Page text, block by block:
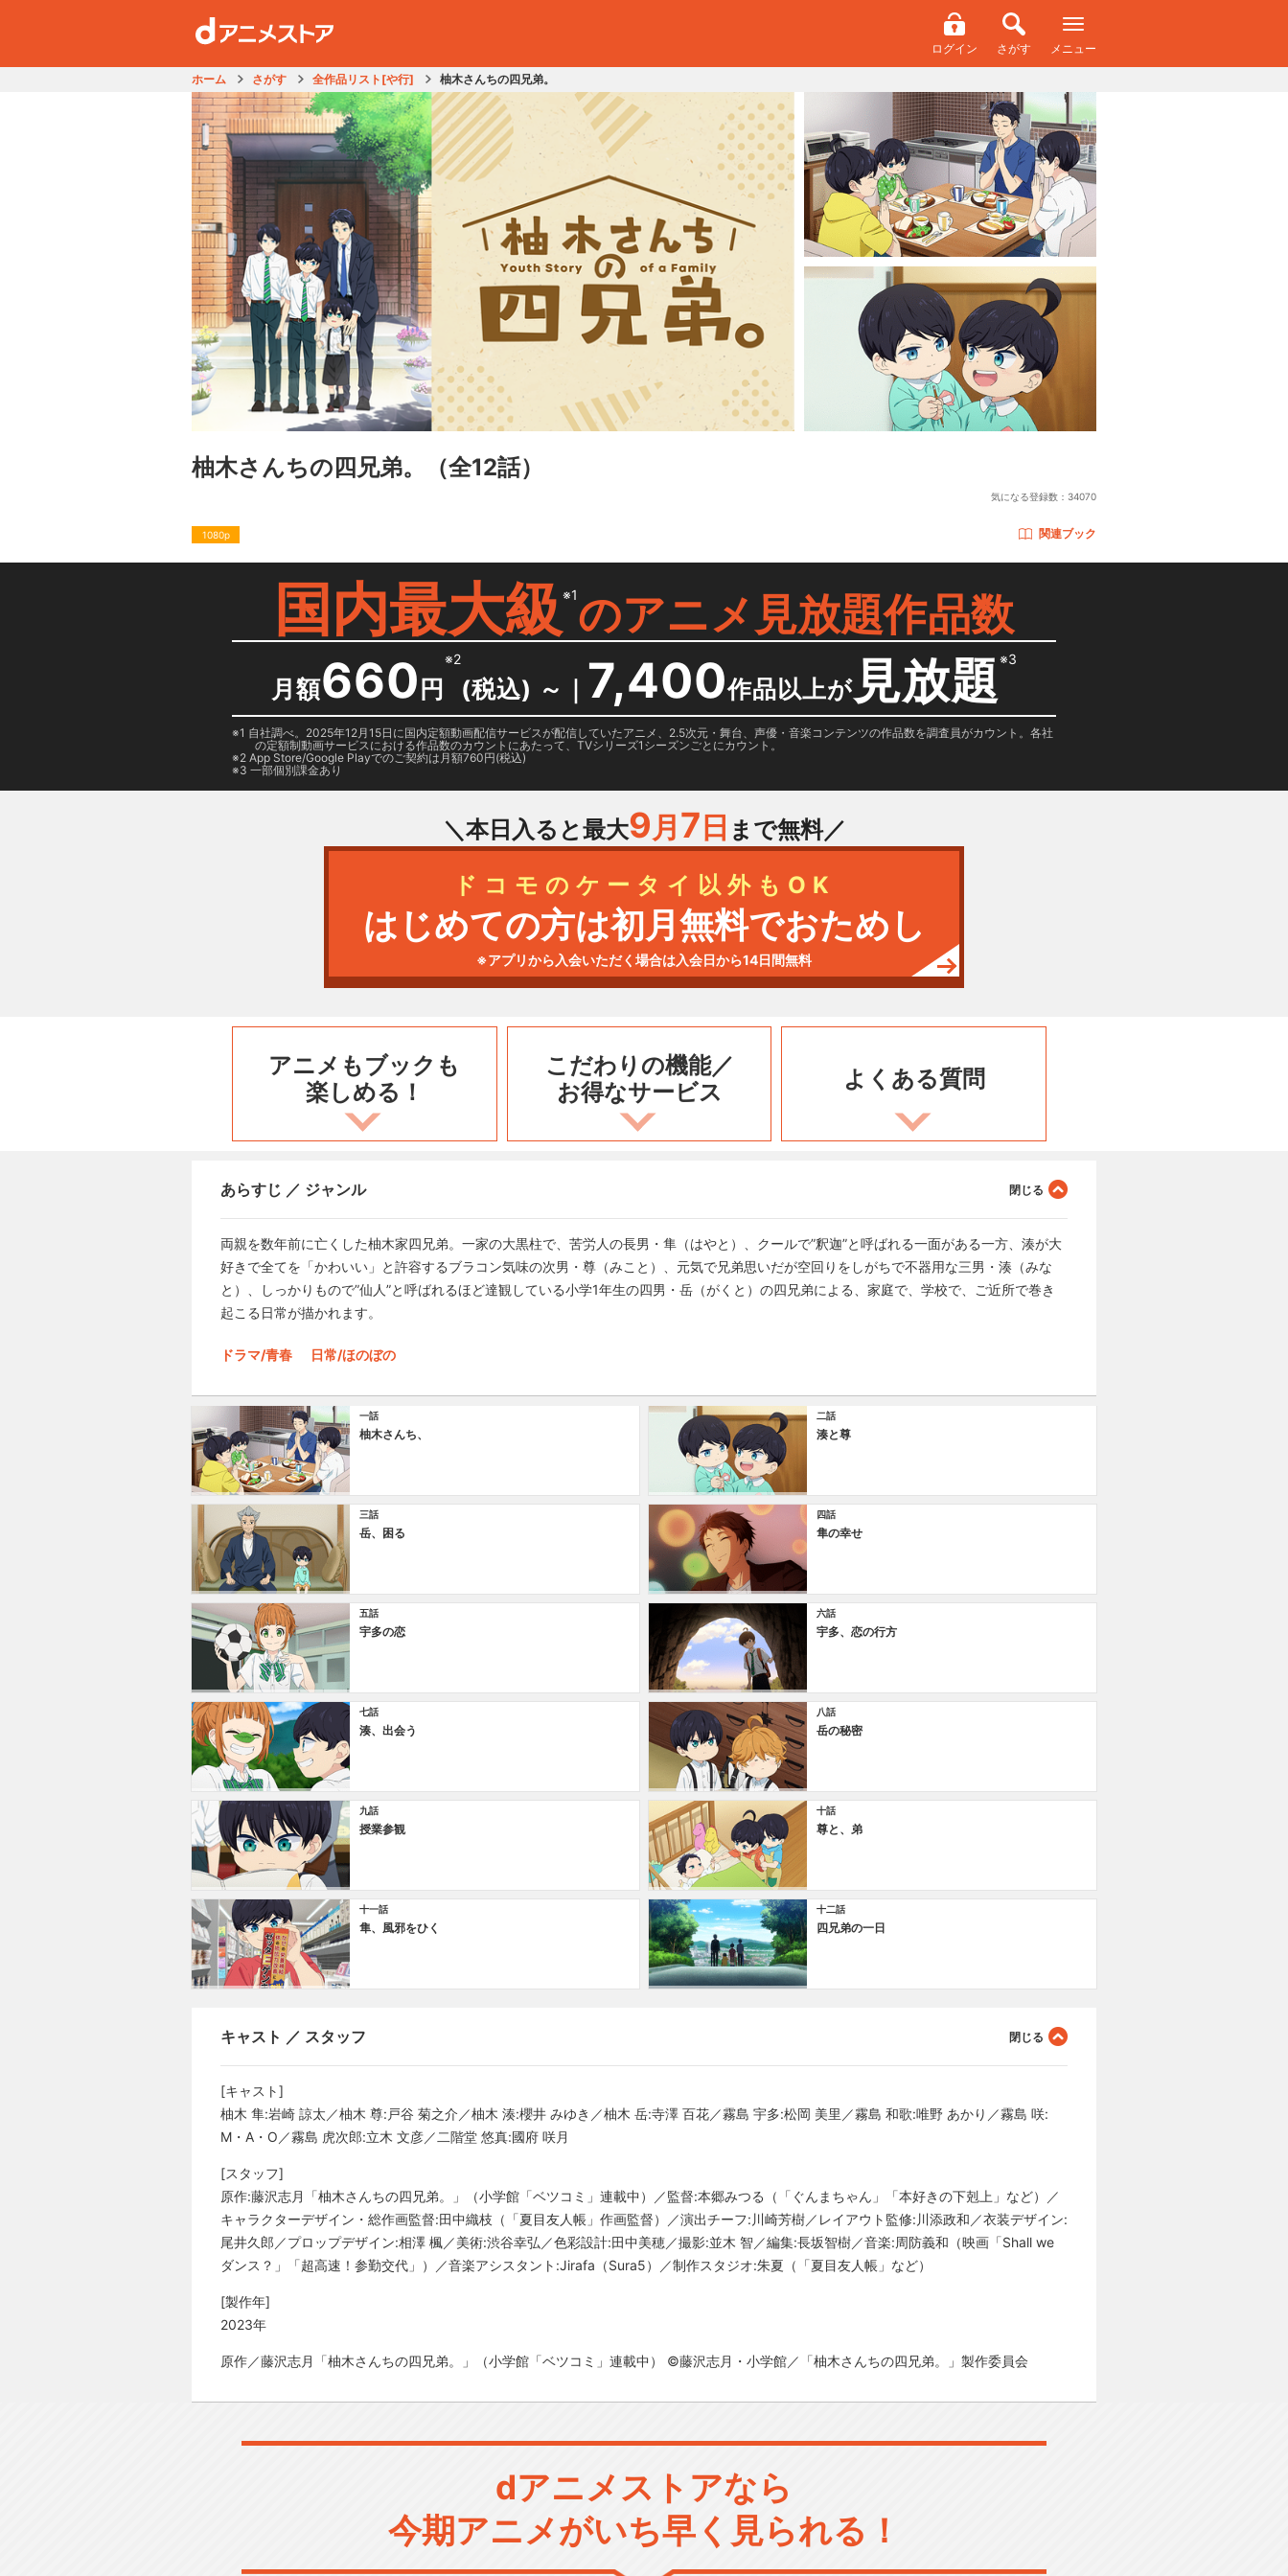
ログイン さがす メニュー
ホーム さがす 全作品リスト[や行] 柚木さんちの四兄弟。
柚木さんちの四兄弟。 （全12話）
気になる登録数： 34070
1080p 関連ブック
国内最大級 ※1のアニメ見放題作品数
月額660 円
※2
(税込) ～ ｜ 7,400作品以上が 見放題※3
1 自社調べ。2025年12月15日に国内定額動画配信サービスが配信していたアニメ、2.5次元・舞台、声優・音楽コンテンツの作品数を調査員がカウント。各社
の定額制動画サービスにおける作品数のカウントにあたって、TVシリーズ1シーズンごとにカウント。
2 App Store/Google Playでのご契約は月額760円(税込)
3 一部個別課金あり
＼本日入ると最大9月 7 日 まで無料／
ドコモのケータイ以外もOK
はじめての方は初月無料でおためし
※アプリから入会いただく場合は入会日から14日間無料
アニメもブックも
楽しめる！
こだわりの機能／
お得なサービス
よくある質問
あらすじ ／ ジャンル
両親を数年前に亡くした柚木家四兄弟。一家の大黒柱で、苦労人の長男・隼（はやと）、クールで”釈迦”と呼ばれる一面がある一方、湊が大
好きで全てを「かわいい」と許容するブラコン気味の次男・尊（みこと）、元気で兄弟思いだが空回りをしがちで不器用な三男・湊（みな
と）、しっかりもので”仙人”と呼ばれるほど達観している小学1年生の四男・岳（がくと）の四兄弟による、家庭で、学校で、ご近所で巻き
起こる日常が描かれます。
ドラマ/青春 日常/ほのぼの
一話
柚木さんち、
二話
湊と尊
三話
岳、困る
四話
隼の幸せ
五話
宇多の恋
六話
宇多、恋の行方
七話
湊、出会う
八話
岳の秘密
九話
授業参観
十話
尊と、弟
十一話
隼、風邪をひく
十二話
四兄弟の一日
キャスト ／ スタッフ
[キャスト]
柚木 隼:岩崎 諒太／柚木 尊:戸谷 菊之介／柚木 湊:櫻井 みゆき／柚木 岳:寺澤 百花／霧島 宇多:松岡 美里／霧島 和歌:唯野 あかり／霧島 咲:
M・A・O／霧島 虎次郎:立木 文彦／二階堂 悠真:國府 咲月
[スタッフ]
原作:藤沢志月「柚木さんちの四兄弟。」（小学館「ベツコミ」連載中）／監督:本郷みつる（「ぐんまちゃん」「本好きの下剋上」など）／
キャラクターデザイン・総作画監督:田中織枝（「夏目友人帳」作画監督）／演出チーフ:川崎芳樹／レイアウト監修:川添政和／衣装デザイン:
尾井久郎／プロップデザイン:相澤 楓／美術:渋谷幸弘／色彩設計:田中美穂／撮影:並木 智／編集:長坂智樹／音楽:周防義和（映画「Shall we
ダンス？」「超高速！参勤交代」）／音楽アシスタント:Jirafa（Sura5）／制作スタジオ:朱夏（「夏目友人帳」など）
[製作年]
2023年
原作／藤沢志月「柚木さんちの四兄弟。」（小学館「ベツコミ」連載中） ©藤沢志月・小学館／「柚木さんちの四兄弟。」製作委員会
dアニメストアなら
今期アニメがいち早く見られる！